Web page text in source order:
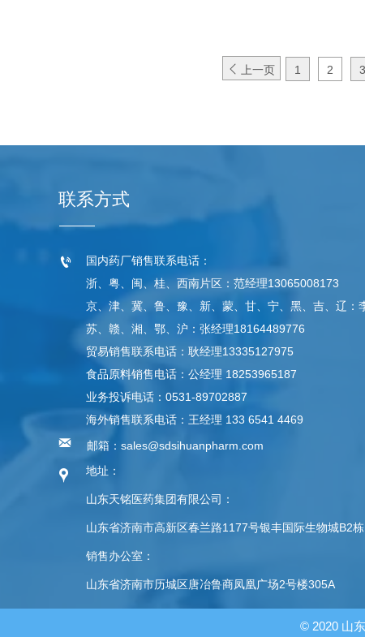
联系方式
国内药厂销售联系电话：
浙、粤、闽、桂、西南片区：范经理13065008173
京、津、冀、鲁、豫、新、蒙、甘、宁、黑、吉、辽：
苏、赣、湘、鄂、沪：张经理18164489776
贸易销售联系电话：耿经理13335127975
食品原料销售电话：公经理 18253965187
业务投诉电话：0531-89702887
海外销售联系电话：王经理 133 6541 4469
地址：
山东天铭医药集团有限公司：
山东省济南市高新区春兰路1177号银丰国际生物城B2栋
销售办公室：
山东省济南市历城区唐冶鲁商凤凰广场2号楼305A



邮箱：sales@sdsihuanpharm.com
© 2020 山
 上一页 1 2 3